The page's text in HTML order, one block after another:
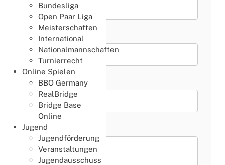
Bundesliga
Open Paar Liga
Meisterschaften
International
Nationalmannschaften
Turnierrecht
Online Spielen
BBO Germany
RealBridge
Bridge Base
Online
Jugend
Jugendförderung
Veranstaltungen
Jugendausschuss
Email Adresse
Betreff *
Ihre Nachricht